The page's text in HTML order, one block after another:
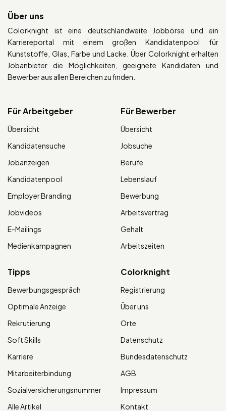
Über uns
Colorknight ist eine deutschlandweite Jobbörse und ein
Karriereportal mit einem großen Kandidatenpool für
Kunststoffe, Glas, Farbe und Lacke. Über Colorknight erhalten
Jobanbieter die Möglichkeiten, geeignete Kandidaten und
Bewerber aus allen Bereichen zu finden.
Für Arbeitgeber
Übersicht
Kandidatensuche
Jobanzeigen
Kandidatenpool
Employer Branding
Jobvideos
E-Mailings
Medienkampagnen
Für Bewerber
Übersicht
Jobsuche
Berufe
Lebenslauf
Bewerbung
Arbeitsvertrag
Gehalt
Arbeitszeiten
Tipps
Bewerbungsgespräch
Optimale Anzeige
Rekrutierung
Soft Skills
Karriere
Mitarbeiterbindung
Sozialversicherungsnummer
Alle Artikel
Colorknight
Registrierung
Über uns
Orte
Datenschutz
Bundesdatenschutz
AGB
Impressum
Kontakt